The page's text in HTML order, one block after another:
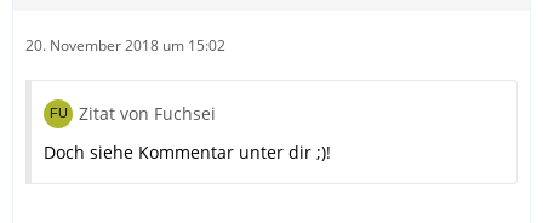
20. November 2018 um 15:02
Zitat von Fuchsei
Doch siehe Kommentar unter dir ;)!